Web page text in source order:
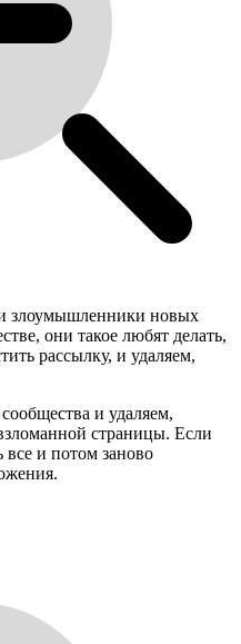
злоумышленники новых
они такое любят делать,
рассылку, и удаляем,
и удаляем,
страницы. Если
и потом заново